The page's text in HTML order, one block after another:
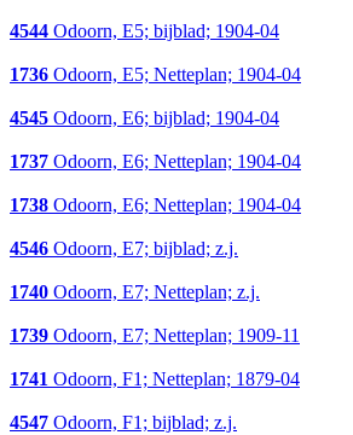
4544 Odoorn, E5; bijblad; 1904-04
1736 Odoorn, E5; Netteplan; 1904-04
4545 Odoorn, E6; bijblad; 1904-04
1737 Odoorn, E6; Netteplan; 1904-04
1738 Odoorn, E6; Netteplan; 1904-04
4546 Odoorn, E7; bijblad; z.j.
1740 Odoorn, E7; Netteplan; z.j.
1739 Odoorn, E7; Netteplan; 1909-11
1741 Odoorn, F1; Netteplan; 1879-04
4547 Odoorn, F1; bijblad; z.j.